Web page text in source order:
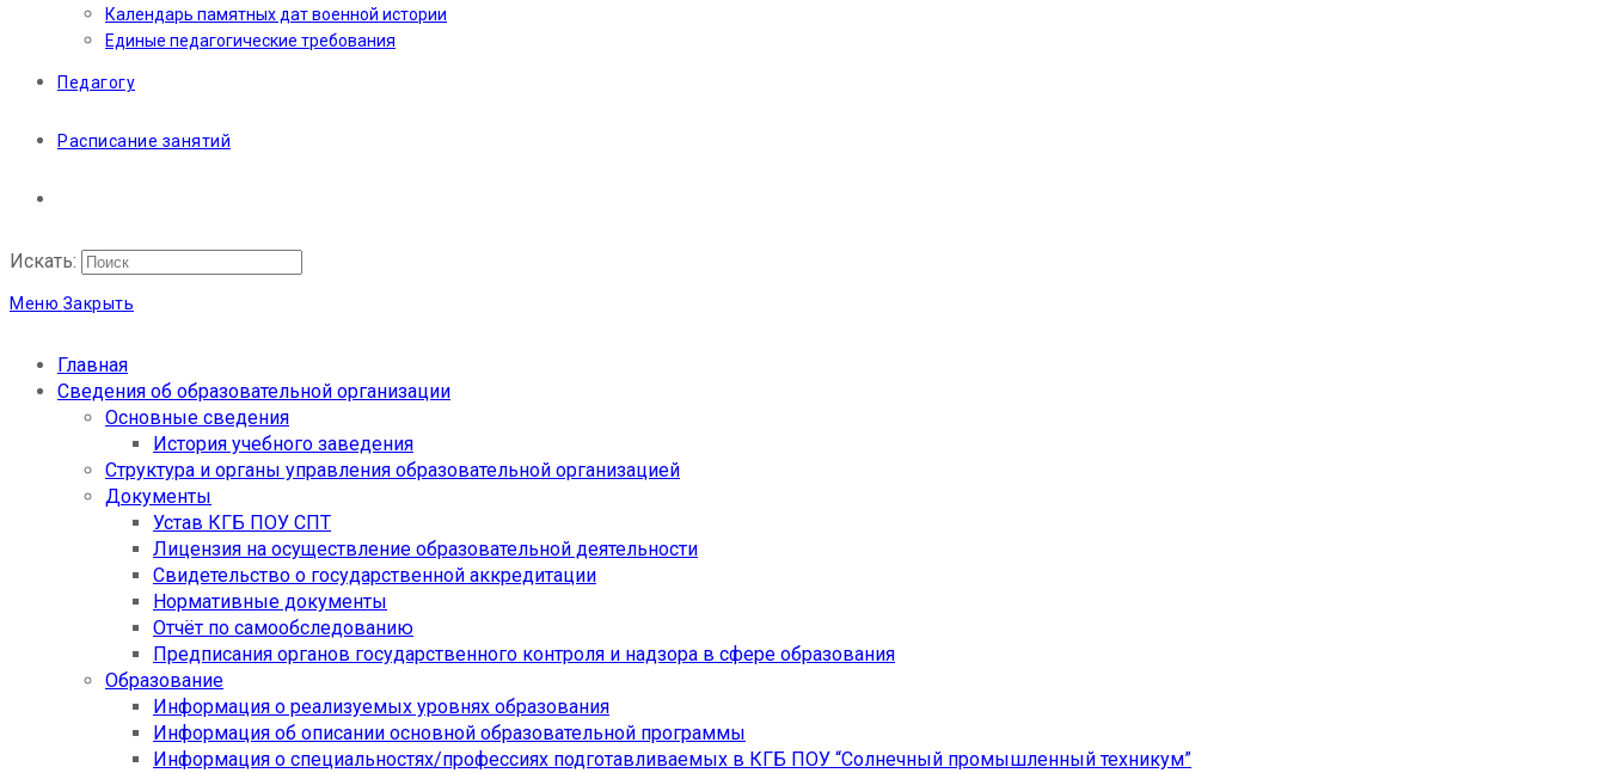
Календарь памятных дат военной истории
Единые педагогические требования
Педагогу
Расписание занятий
Искать:
Меню Закрыть
Главная
Сведения об образовательной организации
Основные сведения
История учебного заведения
Структура и органы управления образовательной организацией
Документы
Устав КГБ ПОУ СПТ
Лицензия на осуществление образовательной деятельности
Свидетельство о государственной аккредитации
Нормативные документы
Отчёт по самообследованию
Предписания органов государственного контроля и надзора в сфере образования
Образование
Информация о реализуемых уровнях образования
Информация об описании основной образовательной программы
Информация о специальностях/профессиях подготавливаемых в КГБ ПОУ “Солнечный промышленный техникум”